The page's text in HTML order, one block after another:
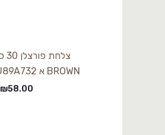
BROWN א BNEO30DU89A732
₪58.00